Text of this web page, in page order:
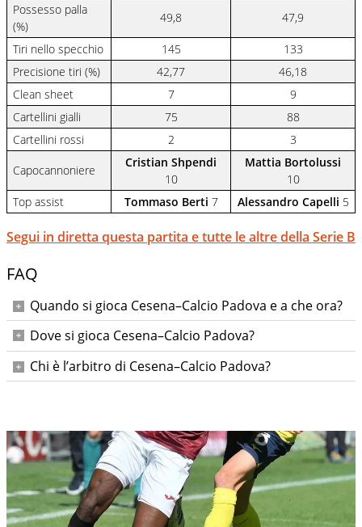
Possesso palla
(%)
49,8 47,9
Tiri nello specchio 145
133
Precisione tiri (%)
42,77
46,18
Clean sheet
7
9
Cartellini gialli
75
88
Cartellini rossi
2
3
Capocannoniere
Cristian Shpendi
10
Mattia Bortolussi
10
Top assist
Tommaso Berti 7 Alessandro Capelli 5
Segui in diretta questa partita e tutte le altre della Serie B
FAQ
Quando si gioca Cesena–Calcio Padova e a che ora?
Sabato 9 maggio 2026 alle ore 20:30 (38a giornata di Serie
B).
Dove si gioca Cesena–Calcio Padova?
All’Orogel Stadium – Dino Manuzzi di Cesena.
Chi è l’arbitro di Cesena–Calcio Padova?